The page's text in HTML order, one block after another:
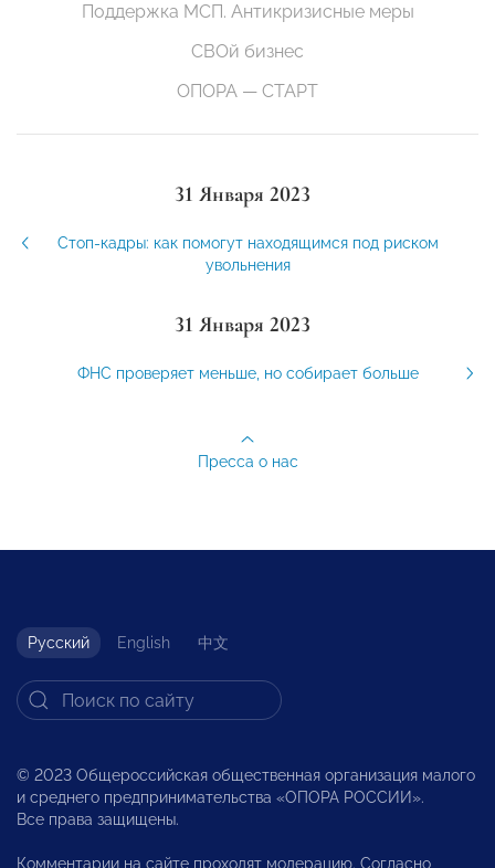
Поддержка МСП. Антикризисные меры
СВОй бизнес
ОПОРА — СТАРТ
31 Января 2023
Стоп-кадры: как помогут находящимся под риском
увольнения
31 Января 2023
ФНС проверяет меньше, но собирает больше
Пресса о нас
Русский English 中文
© 2023 Общероссийская общественная организация малого
и среднего предпринимательства «ОПОРА РОССИИ».
Все права защищены.
Комментарии на сайте проходят модерацию. Согласно